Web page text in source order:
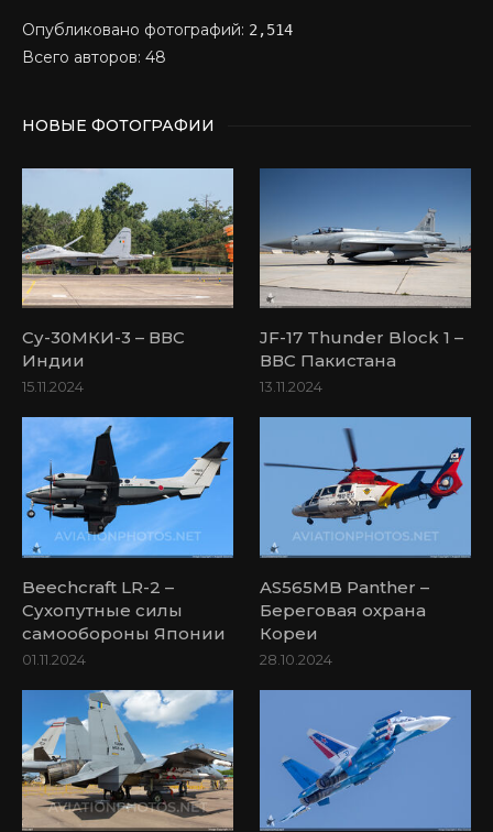
Опубликовано фотографий: 2,514
Всего авторов: 48
НОВЫЕ ФОТОГРАФИИ
Су-30МКИ-3 – ВВС
Индии
15.11.2024
JF-17 Thunder Block 1 –
ВВС Пакистана
13.11.2024
Beechcraft LR-2 –
Сухопутные силы
самообороны Японии
01.11.2024
AS565MB Panther –
Береговая охрана
Кореи
28.10.2024